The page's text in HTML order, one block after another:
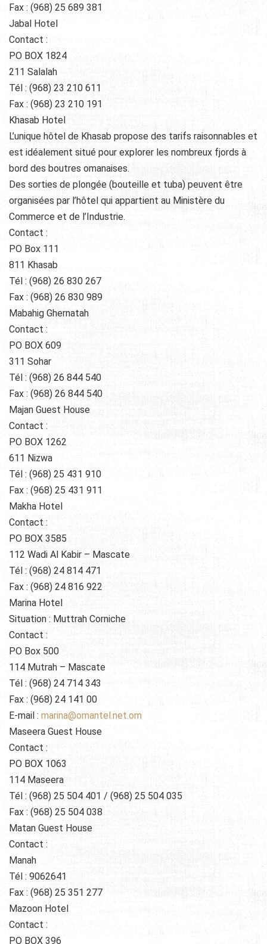
Fax : (968) 25 689 381
Jabal Hotel
Contact :
PO BOX 1824
211 Salalah
Tél : (968) 23 210 611
Fax : (968) 23 210 191
Khasab Hotel
L’unique hôtel de Khasab propose des tarifs raisonnables et
est idéalement situé pour explorer les nombreux fjords à
bord des boutres omanaises.
Des sorties de plongée (bouteille et tuba) peuvent être
organisées par l’hôtel qui appartient au Ministère du
Commerce et de l’Industrie.
Contact :
PO Box 111
811 Khasab
Tél : (968) 26 830 267
Fax : (968) 26 830 989
Mabahig Ghernatah
Contact :
PO BOX 609
311 Sohar
Tél : (968) 26 844 540
Fax : (968) 26 844 540
Majan Guest House
Contact :
PO BOX 1262
611 Nizwa
Tél : (968) 25 431 910
Fax : (968) 25 431 911
Makha Hotel
Contact :
PO BOX 3585
112 Wadi Al Kabir – Mascate
Tél : (968) 24 814 471
Fax : (968) 24 816 922
Marina Hotel
Situation : Muttrah Corniche
Contact :
PO Box 500
114 Mutrah – Mascate
Tél : (968) 24 714 343
Fax : (968) 24 141 00
E-mail : marina@omantel.net.om
Maseera Guest House
Contact :
PO BOX 1063
114 Maseera
Tél : (968) 25 504 401 / (968) 25 504 035
Fax : (968) 25 504 038
Matan Guest House
Contact :
Manah
Tél : 9062641
Fax : (968) 25 351 277
Mazoon Hotel
Contact :
PO BOX 396